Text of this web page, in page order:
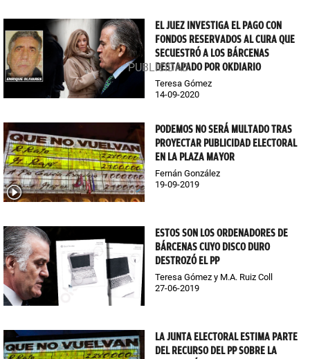
EL JUEZ INVESTIGA EL PAGO CON
FONDOS RESERVADOS AL CURA QUE
SECUESTRÓ A LOS BÁRCENAS
DESTAPADO POR OKDIARIO
Teresa Gómez
14-09-2020
PODEMOS NO SERÁ MULTADO TRAS
PROYECTAR PUBLICIDAD ELECTORAL
EN LA PLAZA MAYOR
Fernán González
19-09-2019
ESTOS SON LOS ORDENADORES DE
BÁRCENAS CUYO DISCO DURO
DESTROZÓ EL PP
Teresa Gómez y M.A. Ruiz Coll
27-06-2019
LA JUNTA ELECTORAL ESTIMA PARTE
DEL RECURSO DEL PP SOBRE LA